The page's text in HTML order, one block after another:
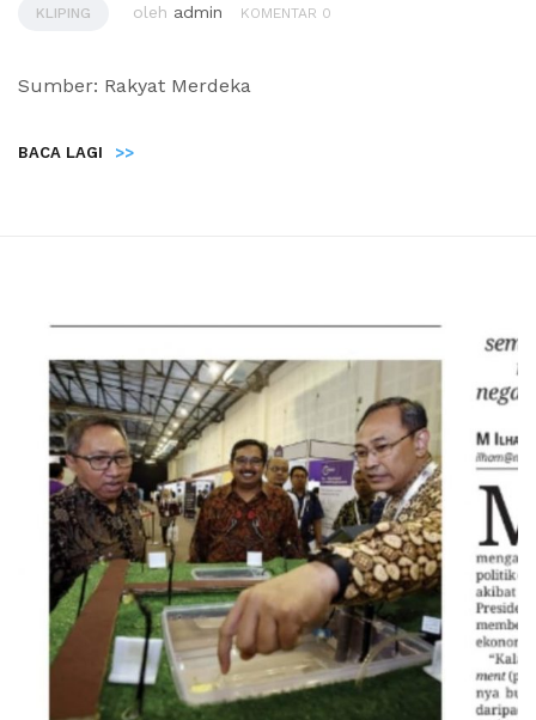
KLIPING oleh admin KOMENTAR 0
Sumber: Rakyat Merdeka
BACA LAGI >>